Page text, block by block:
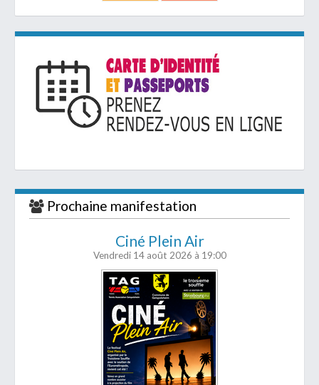
Prochaine manifestation
Ciné Plein Air
Vendredi 14 août 2026 à 19:00